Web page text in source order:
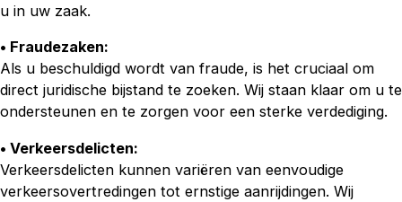
u in uw zaak.
• Fraudezaken:
Als u beschuldigd wordt van fraude, is het cruciaal om
direct juridische bijstand te zoeken. Wij staan klaar om u te
ondersteunen en te zorgen voor een sterke verdediging.
• Verkeersdelicten:
Verkeersdelicten kunnen variëren van eenvoudige
verkeersovertredingen tot ernstige aanrijdingen. Wij